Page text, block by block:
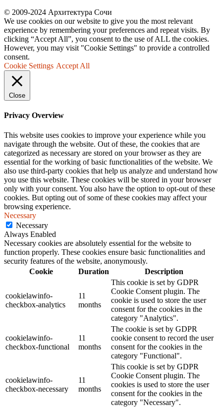
© 2009-2024 Архитектура Сочи
We use cookies on our website to give you the most relevant
experience by remembering your preferences and repeat visits. By
clicking “Accept All”, you consent to the use of ALL the cookies.
However, you may visit "Cookie Settings" to provide a controlled
consent.
Cookie Settings Accept All
Close
Privacy Overview
This website uses cookies to improve your experience while you
navigate through the website. Out of these, the cookies that are
categorized as necessary are stored on your browser as they are
essential for the working of basic functionalities of the website. We
also use third-party cookies that help us analyze and understand how
you use this website. These cookies will be stored in your browser
only with your consent. You also have the option to opt-out of these
cookies. But opting out of some of these cookies may affect your
browsing experience.
Necessary
Necessary
Always Enabled
Necessary cookies are absolutely essential for the website to
function properly. These cookies ensure basic functionalities and
security features of the website, anonymously.
Cookie
Duration Description
cookielawinfo-
checkbox-analytics
11
months
This cookie is set by GDPR
Cookie Consent plugin. The
cookie is used to store the user
consent for the cookies in the
category "Analytics".
cookielawinfo-
checkbox-functional
11
months
The cookie is set by GDPR
cookie consent to record the user
consent for the cookies in the
category "Functional".
cookielawinfo-
checkbox-necessary
11
months
This cookie is set by GDPR
Cookie Consent plugin. The
cookies is used to store the user
consent for the cookies in the
category "Necessary".